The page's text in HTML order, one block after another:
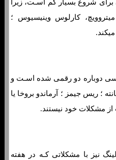
شروع بسیار کم اسـت، زیرا
میتروویچ، کارلوس وینیسیوس ؛
دوباره دو رقمی شده اسـت و
؛ ریس جیمز ؛ آرماندو بروخا یا
از مشکلات خود نیستند.
نیز با مشکلاتی کـه در هفته